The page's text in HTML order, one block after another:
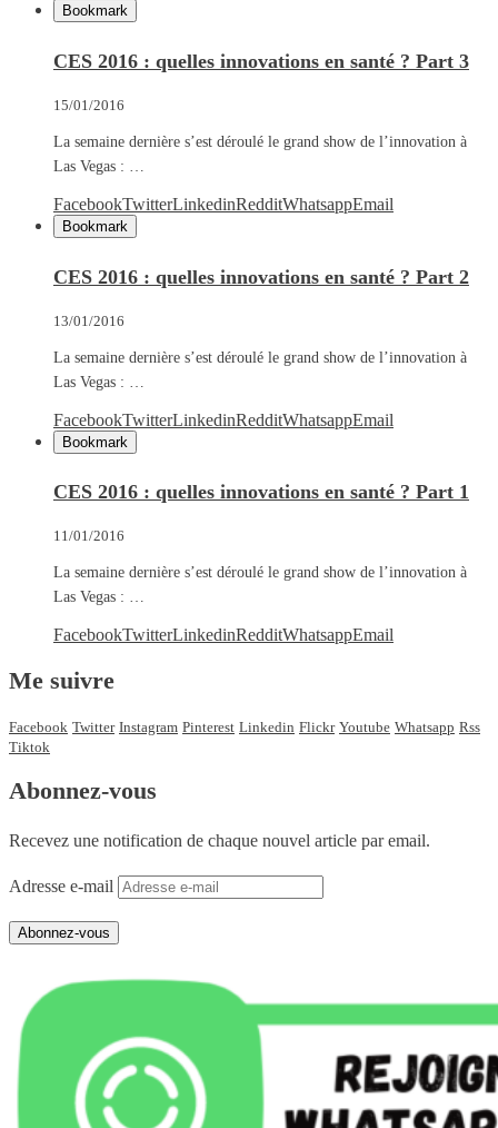
Bookmark
CES 2016 : quelles innovations en santé ? Part 3
15/01/2016
La semaine dernière s’est déroulé le grand show de l’innovation à
Las Vegas : …
FacebookTwitterLinkedinRedditWhatsappEmail
Bookmark
CES 2016 : quelles innovations en santé ? Part 2
13/01/2016
La semaine dernière s’est déroulé le grand show de l’innovation à
Las Vegas : …
FacebookTwitterLinkedinRedditWhatsappEmail
Bookmark
CES 2016 : quelles innovations en santé ? Part 1
11/01/2016
La semaine dernière s’est déroulé le grand show de l’innovation à
Las Vegas : …
FacebookTwitterLinkedinRedditWhatsappEmail
Me suivre
Facebook Twitter Instagram Pinterest Linkedin Flickr Youtube Whatsapp Rss
Tiktok
Abonnez-vous
Recevez une notification de chaque nouvel article par email.
Adresse e-mail
Abonnez-vous